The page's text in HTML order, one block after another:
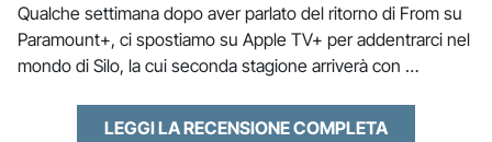
Qualche settimana dopo aver parlato del ritorno di From su
Paramount+, ci spostiamo su Apple TV+ per addentrarci nel
mondo di Silo, la cui seconda stagione arriverà con …
LEGGI LA RECENSIONE COMPLETA